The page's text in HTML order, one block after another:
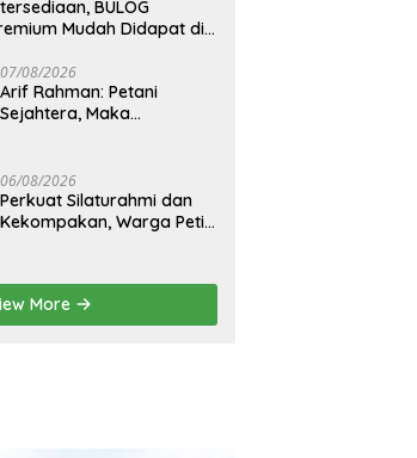
BULOG
Mudah Didapat di
07/08/2026
Arif Rahman: Petani
Sejahtera, Maka
06/08/2026
Perkuat Silaturahmi dan
Kekompakan, Warga Petir
More